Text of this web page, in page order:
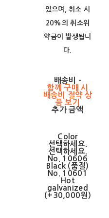
있으며, 취소 시
20%의 취소위
약금이 발생됩니
다.
배송비 -
함께 구매 시
배송비 절약 상
품 보기
추가 금액
Color
선택하세요.
선택하세요.
No. 10606
Black (품절)
No. 10601
Hot
galvanized
(+30,000원)